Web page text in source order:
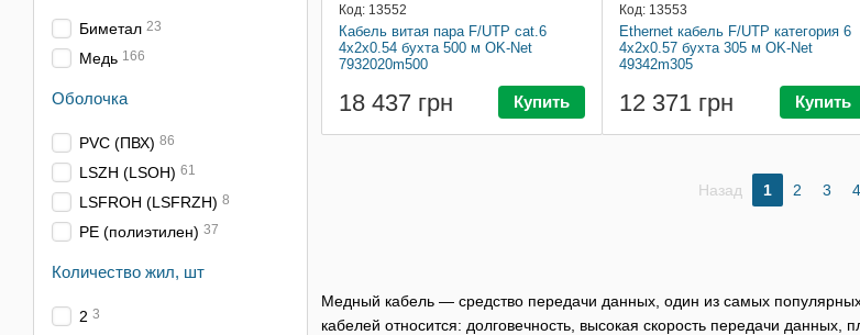
Медный кабель — средство передачи данных, один из самых
кабелей относится: долговечность, высокая скорость передачи данных,
Код: 13552
Кабель витая пара F/UTP cat.6
4x2x0.54 бухта 500 м OK-Net
7932020m500
18 437 грн Купить
Код: 13553
Ethernet кабель F/UTP категория 6
4x2x0.57 бухта 305 м OK-Net
49342m305
12 371 грн Купить
Назад 1 2 3 4
Биметал 23
Медь 166
Оболочка
PVC (ПВХ) 86
LSZH (LSOH) 61
LSFROH (LSFRZH) 8
PE (полиэтилен) 37
Количество жил, шт
2 3